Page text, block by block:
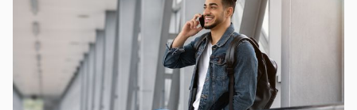
Confirmo que li, aceito e concordo com os
Termos de
Uso e Política de Privacidade do Canaltech.